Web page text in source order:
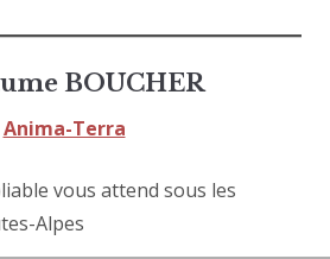
BOUCHER
Anima-Terra
vous attend sous les
Alpes